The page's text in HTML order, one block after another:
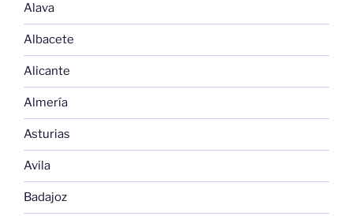
Alava
Albacete
Alicante
Almería
Asturias
Avila
Badajoz